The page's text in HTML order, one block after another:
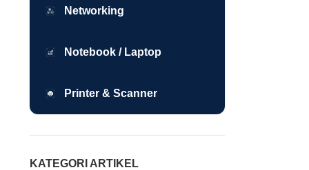
Networking
Notebook / Laptop
Printer & Scanner
KATEGORI ARTIKEL